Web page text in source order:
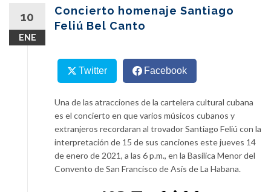
10
ENE
Concierto homenaje Santiago
Feliú Bel Canto
Twitter Facebook
Una de las atracciones de la cartelera cultural cubana
es el concierto en que varios músicos cubanos y
extranjeros recordaran al trovador Santiago Feliú con la
interpretación de 15 de sus canciones este jueves 14
de enero de 2021, a las 6 p.m., en la Basílica Menor del
Convento de San Francisco de Asís de La Habana.